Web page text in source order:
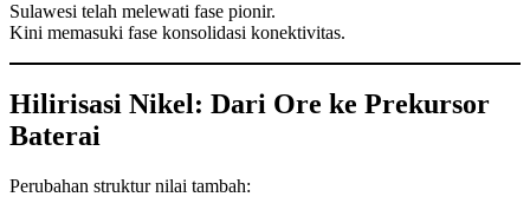
Sulawesi telah melewati fase pionir.
Kini memasuki fase konsolidasi konektivitas.
Hilirisasi Nikel: Dari Ore ke Prekursor
Baterai
Perubahan struktur nilai tambah: